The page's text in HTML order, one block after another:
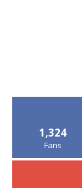
1,324
Fans